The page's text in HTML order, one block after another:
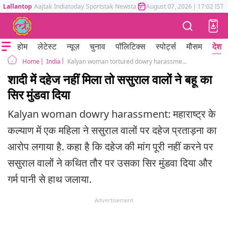
Lallantop Aajtak Indiatoday Sportstak Newstak Mumbai Tak Astrotak
August 07, 2026 | 17:02 IST
होम लेटेस्ट न्यूज़ चुनाव पॉलिटिक्स स्पोर्ट्स मौसम देश
Home India Kalyan woman tortured dowry harassment head shaved Ulhasnagar
शादी में दहेज नहीं मिला तो ससुराल वालों ने बहू का
सिर मुंडवा दिया
Kalyan woman dowry harassment: महाराष्ट्र के
कल्याण में एक महिला ने ससुराल वालों पर दहेज प्रताड़ना का
आरोप लगाया है. कहा है कि दहेज की मांग पूरी नहीं करने पर
ससुराल वालों ने कथित तौर पर उसका सिर मुंडवा दिया और
गर्म पानी से हाथ जलाया.
Advertisement